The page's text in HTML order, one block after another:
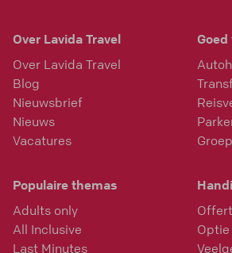
Over Lavida Travel
Over Lavida Travel
Blog
Nieuwsbrief
Nieuws
Vacatures
Populaire themas
Adults only
All Inclusive
Last Minutes